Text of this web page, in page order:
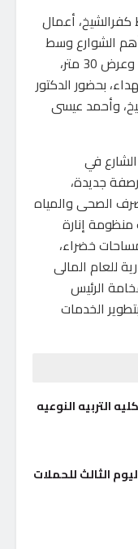
أعمال
الشوارع وسط
«عاصمة المحافظة»، بطول 700 متر، وعرض 30 متر،
بحضور الدكتور
وأحمد عيسى
في
جديدة،
الصحى والمياه
منظومة إنارة
خضراء،
للعام المالى
فخامة الرئيس
الخدمات
بكليه التربيه النوعيه
اليوم الثالث للحملات